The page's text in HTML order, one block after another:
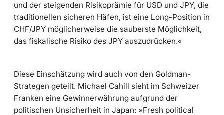
und der steigenden Risikoprämie für USD und JPY, die
traditionellen sicheren Häfen, ist eine Long-Position in
CHF/JPY möglicherweise die sauberste Möglichkeit,
das fiskalische Risiko des JPY auszudrücken.«
Diese Einschätzung wird auch von den Goldman-
Strategen geteilt. Michael Cahill sieht im Schweizer
Franken eine Gewinnerwährung aufgrund der
politischen Unsicherheit in Japan: »Fresh political